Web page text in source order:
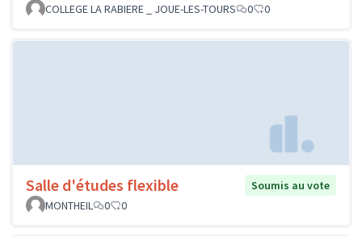
COLLEGE LA RABIERE _ JOUE-LES-TOURS
0 0
Salle d'études flexible
Soumis au vote
MONTHEIL
0 0